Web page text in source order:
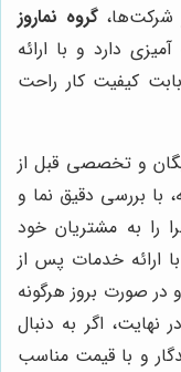
شرکت‌ها،گروه نماروز
دارد و با ارائه
کیفیت کار راحت
و تخصصی قبل از
با بررسی دقیق نما و
را به مشتریان خود
با ارائه خدمات پس از
در صورت بروز هرگونه
اگر به دنبال
و با قیمت مناسب